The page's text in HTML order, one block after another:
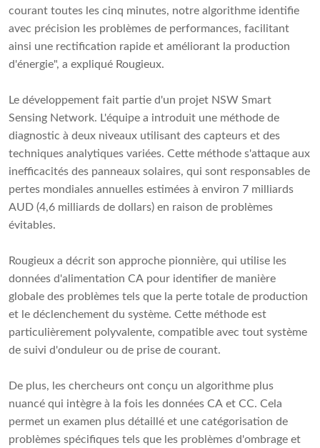
courant toutes les cinq minutes, notre algorithme identifie
avec précision les problèmes de performances, facilitant
ainsi une rectification rapide et améliorant la production
d'énergie", a expliqué Rougieux.
Le développement fait partie d'un projet NSW Smart
Sensing Network. L'équipe a introduit une méthode de
diagnostic à deux niveaux utilisant des capteurs et des
techniques analytiques variées. Cette méthode s'attaque aux
inefficacités des panneaux solaires, qui sont responsables de
pertes mondiales annuelles estimées à environ 7 milliards
AUD (4,6 milliards de dollars) en raison de problèmes
évitables.
Rougieux a décrit son approche pionnière, qui utilise les
données d'alimentation CA pour identifier de manière
globale des problèmes tels que la perte totale de production
et le déclenchement du système. Cette méthode est
particulièrement polyvalente, compatible avec tout système
de suivi d'onduleur ou de prise de courant.
De plus, les chercheurs ont conçu un algorithme plus
nuancé qui intègre à la fois les données CA et CC. Cela
permet un examen plus détaillé et une catégorisation de
problèmes spécifiques tels que les problèmes d'ombrage et